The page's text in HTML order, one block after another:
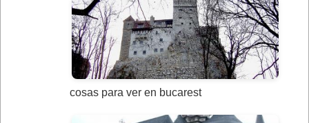
cosas para ver en bucarest